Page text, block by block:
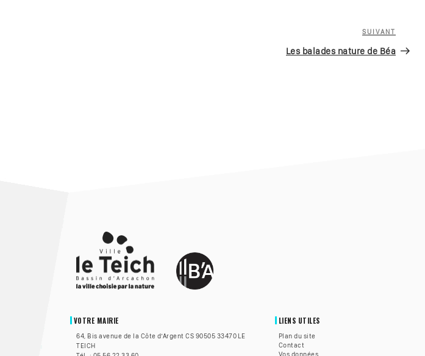
Article
SUIVANT
Les balades nature de Béa
VOTRE MAIRIE
64, Bis avenue de la Côte d’Argent CS 90505 33470 LE
TEICH
LIENS UTILES
Plan du site
Contact
Vos données